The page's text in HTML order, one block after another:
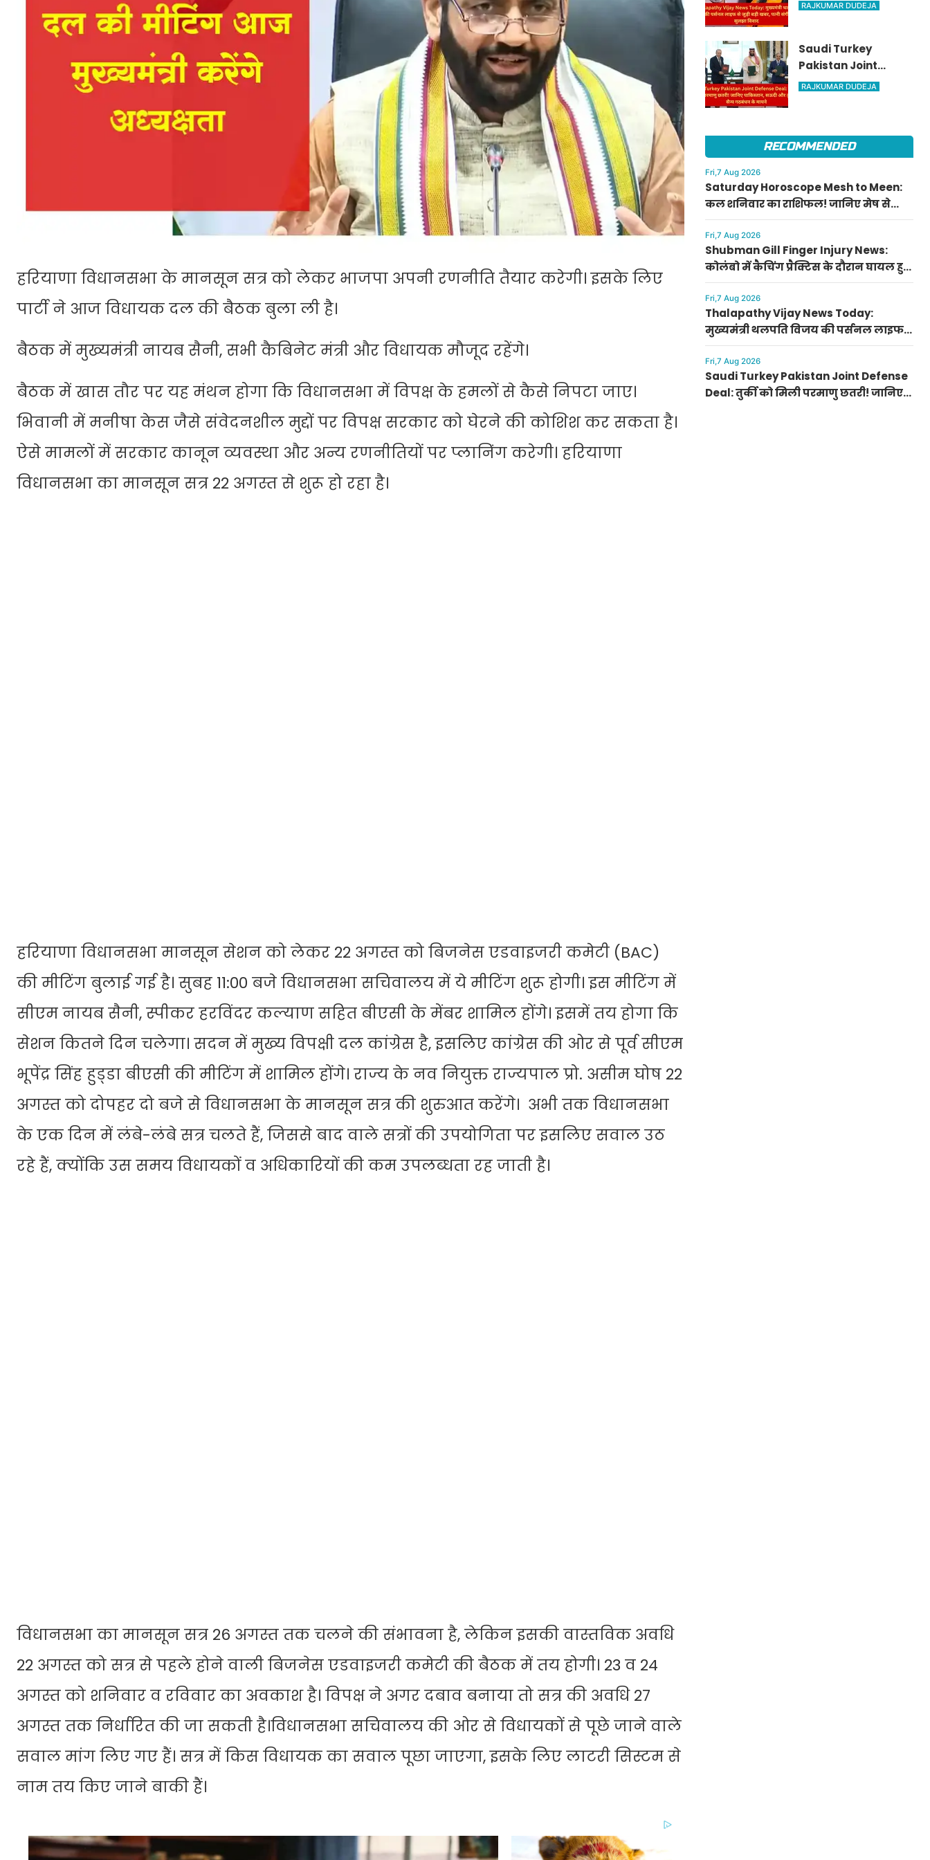
हरियाणा विधानसभा के मानसून सत्र को लेकर भाजपा अपनी रणनीति तैयार करेगी। इसके लिए
पार्टी ने आज विधायक दल की बैठक बुला ली है।
बैठक में मुख्यमंत्री नायब सैनी, सभी कैबिनेट मंत्री और विधायक मौजूद रहेंगे।
बैठक में खास तौर पर यह मंथन होगा कि विधानसभा में विपक्ष के हमलों से कैसे निपटा जाए।
भिवानी में मनीषा केस जैसे संवेदनशील मुद्दों पर विपक्ष सरकार को घेरने की कोशिश कर सकता है।
ऐसे मामलों में सरकार कानून व्यवस्था और अन्य रणनीतियों पर प्लानिंग करेगी। हरियाणा
विधानसभा का मानसून सत्र 22 अगस्त से शुरू हो रहा है।
हरियाणा विधानसभा मानसून सेशन को लेकर 22 अगस्त को बिजनेस एडवाइजरी कमेटी (BAC)
की मीटिंग बुलाई गई है। सुबह 11:00 बजे विधानसभा सचिवालय में ये मीटिंग शुरू होगी। इस मीटिंग में
सीएम नायब सैनी, स्पीकर हरविंदर कल्याण सहित बीएसी के मेंबर शामिल होंगे। इसमें तय होगा कि
सेशन कितने दिन चलेगा। सदन में मुख्य विपक्षी दल कांग्रेस है, इसलिए कांग्रेस की ओर से पूर्व सीएम
भूपेंद्र सिंह हुड्‌डा बीएसी की मीटिंग में शामिल होंगे। राज्य के नव नियुक्त राज्यपाल प्रो. असीम घोष 22
अगस्त को दोपहर दो बजे से विधानसभा के मानसून सत्र की शुरुआत करेंगे। अभी तक विधानसभा
के एक दिन में लंबे-लंबे सत्र चलते हैं, जिससे बाद वाले सत्रों की उपयोगिता पर इसलिए सवाल उठ
रहे हैं, क्योंकि उस समय विधायकों व अधिकारियों की कम उपलब्धता रह जाती है।
विधानसभा का मानसून सत्र 26 अगस्त तक चलने की संभावना है, लेकिन इसकी वास्तविक अवधि
22 अगस्त को सत्र से पहले होने वाली बिजनेस एडवाइजरी कमेटी की बैठक में तय होगी। 23 व 24
अगस्त को शनिवार व रविवार का अवकाश है। विपक्ष ने अगर दबाव बनाया तो सत्र की अवधि 27
अगस्त तक निर्धारित की जा सकती है।विधानसभा सचिवालय की ओर से विधायकों से पूछे जाने वाले
सवाल मांग लिए गए हैं। सत्र में किस विधायक का सवाल पूछा जाएगा, इसके लिए लाटरी सिस्टम से
नाम तय किए जाने बाकी हैं।
संगीता संग सुलझा
विवाद
RAJKUMAR DUDEJA
Saudi Turkey
Pakistan Joint
Defense Deal: तुर्की
गठबंधन के मायने
RAJKUMAR DUDEJA
RECOMMENDED
Fri,7 Aug 2026
Saturday Horoscope Mesh to Meen:
कल शनिवार का राशिफल! जानिए मेष से
मीन राशि वालों के लिए कैसा रहेगा दिन, किसे
मिलेगा आर्थिक लाभ
Fri,7 Aug 2026
Shubman Gill Finger Injury News:
कोलंबो में कैचिंग प्रैक्टिस के दौरान घायल हुए
शुभमन गिल, जानिए गॉल टेस्ट में खेलेंगे या
नहीं
Fri,7 Aug 2026
Thalapathy Vijay News Today:
मुख्यमंत्री थलपति विजय की पर्सनल लाइफ
से जुड़ी बड़ी खबर, पत्नी संगीता संग सुलझा
विवाद
Fri,7 Aug 2026
Saudi Turkey Pakistan Joint Defense
Deal: तुर्की को मिली परमाणु छतरी! जानिए